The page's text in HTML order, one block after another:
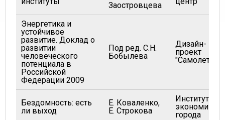
Заостровцева
Энергетика и
устойчивое
развитие. Доклад о
развитии
человеческого
потенциала в
Российской
Федерации 2009
Под ред. С.Н.
Бобылева
Дизайн-
проект
"Самолет"
Бездомность: есть
ли выход
Е. Коваленко,
Е. Строкова
Институт
экономики
города